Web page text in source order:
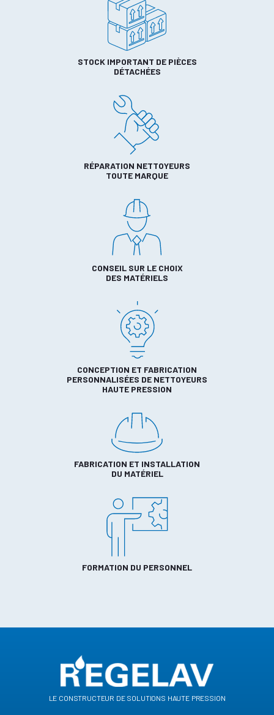
STOCK IMPORTANT DE PIÈCES
DÉTACHÉES
RÉPARATION NETTOYEURS
TOUTE MARQUE
CONSEIL SUR LE CHOIX
DES MATÉRIELS
CONCEPTION ET FABRICATION
PERSONNALISÉES DE NETTOYEURS
HAUTE PRESSION
FABRICATION ET INSTALLATION
DU MATÉRIEL
FORMATION DU PERSONNEL
le constructeur de solutions haute pression